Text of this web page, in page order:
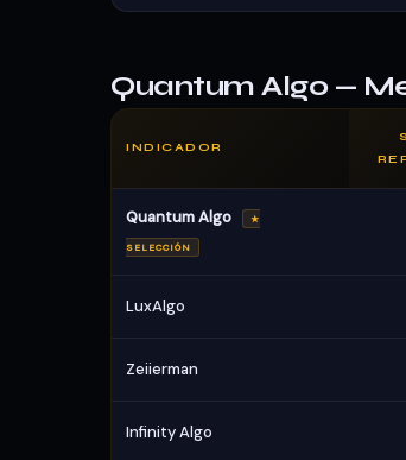
Quantum Algo —
INDICADOR
Quantum Algo ★
SELECCIÓN
LuxAlgo
Zeiierman
Infinity Algo